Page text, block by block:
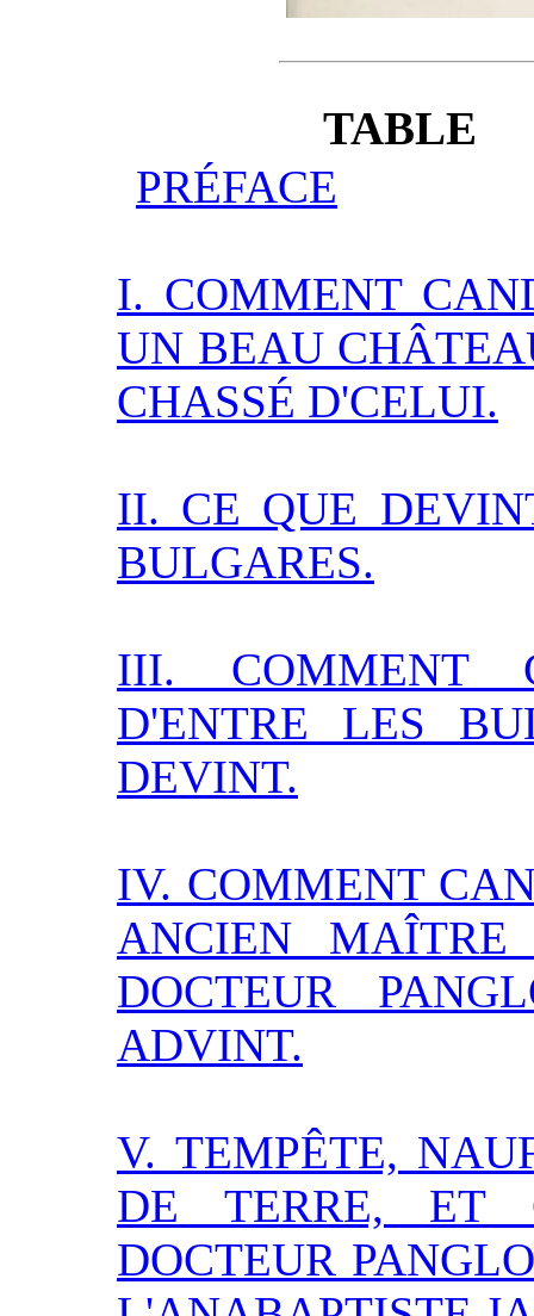
TABLE
PRÉFACE
I. COMMENT
UN BEAU
CHASSÉ D'CELUI.
II. CE QUE
BULGARES.
III. COMMENT
D'ENTRE LES
DEVINT.
IV. COMMENT
ANCIEN
DOCTEUR
ADVINT.
V. TEMPÊTE,
DE TERRE, ET
DOCTEUR